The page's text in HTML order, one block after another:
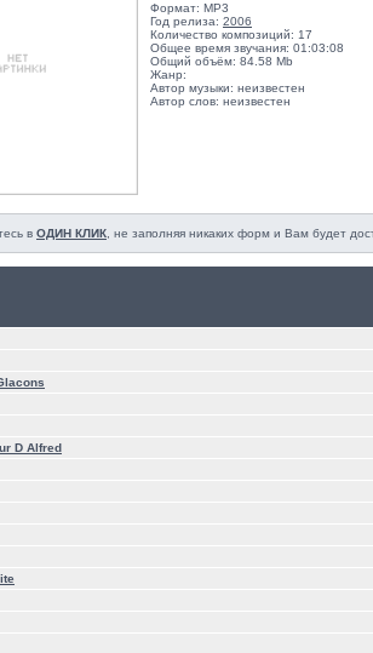
Формат: MP3
Год релиза: 2006
Количество композиций: 17
Общее время звучания: 01:03:08
Общий объём: 84.58 Mb
Жанр:
Автор музыки: неизвестен
Автор слов: неизвестен
в ОДИН КЛИК , не заполняя никаких форм и Вам будет
D Alfred